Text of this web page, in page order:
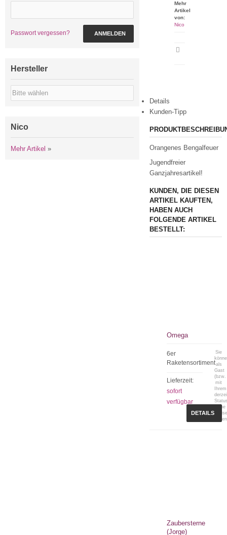
Mehr
Artikel
von:
Nico
Details
Kunden-Tipp
Orangenes Bengalfeuer
Jugendfreier
Ganzjahresartikel!
KUNDEN, DIE DIESEN
ARTIKEL KAUFTEN,
HABEN AUCH
FOLGENDE ARTIKEL
BESTELLT:
Omega
6er
Raketensortiment
Lieferzeit:
sofort
verfügbar
Sie
als
Gast
(bzw.
mit
Ihrem
keine
DETAILS
Zaubersterne
(Jorge)
Passwort vergessen? ANMELDEN
Hersteller
Nico
Mehr Artikel »